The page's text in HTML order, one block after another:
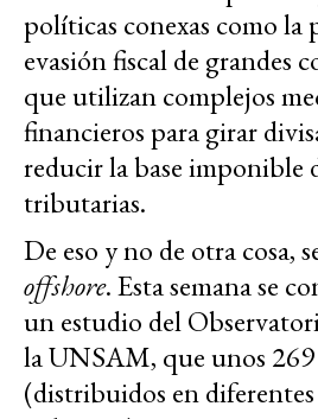
políticas conexas como la
evasión fiscal de grandes
que utilizan complejos
financieros para girar
reducir la base imponible
tributarias.
De eso y no de otra cosa,
offshore. Esta semana se
un estudio del
la UNSAM, que unos
(distribuidos en diferentes